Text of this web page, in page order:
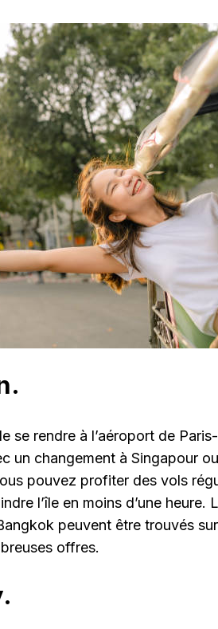
se rendre à l’aéroport de
un changement à Singapour
pouvez profiter des vols
l’île en moins d’une heure.
peuvent être trouvés
offres.